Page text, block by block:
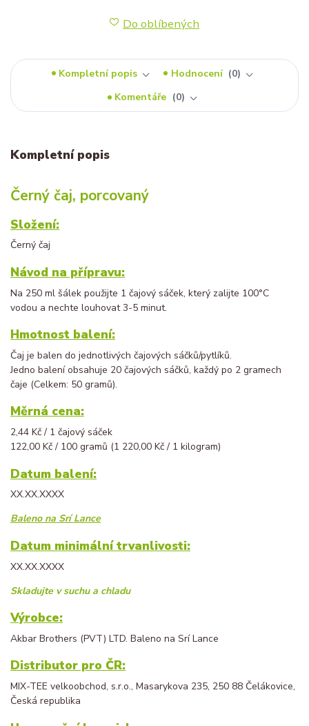
Do oblíbených
Kompletní popis Hodnocení
0
Komentáře
0
Kompletní popis
Černý čaj, porcovaný
Složení:
Černý čaj
Návod na přípravu:
Na 250 ml šálek použijte 1 čajový sáček, který zalijte 100°C
vodou a nechte louhovat 3-5 minut.
Hmotnost balení:
Čaj je balen do jednotlivých čajových sáčků/pytlíků.
Jedno balení obsahuje 20 čajových sáčků, každý po 2 gramech
čaje (Celkem: 50 gramů).
Měrná cena:
2,44 Kč / 1 čajový sáček
122,00 Kč / 100 gramů (1 220,00 Kč / 1 kilogram)
Datum balení:
XX.XX.XXXX
Baleno na Srí Lance
Datum minimální trvanlivosti:
XX.XX.XXXX
Skladujte v suchu a chladu
Výrobce:
Akbar Brothers (PVT) LTD. Baleno na Srí Lance
Distributor pro ČR:
MIX-TEE velkoobchod, s.r.o., Masarykova 235, 250 88 Čelákovice,
Česká republika